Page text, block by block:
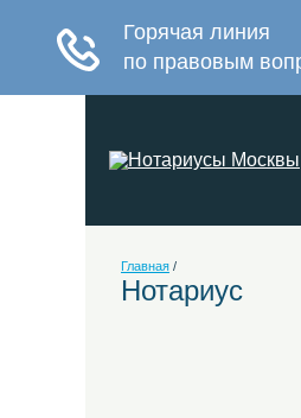
Главная /
Нотариус